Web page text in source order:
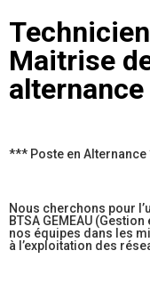
Maitrise
*** Poste en
Nous cherchons pour
BTSA GEMEAU
nos équipes dans les
à l’exploitation des